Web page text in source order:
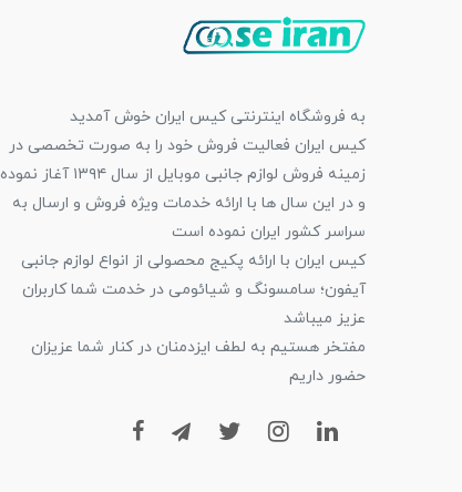
به فروشگاه اینترنتی کیس ایران خوش آمدید
کیس ایران فعالیت فروش خود را به صورت تخصصی در
زمینه فروش لوازم جانبی موبایل از سال ۱۳۹۴ آغاز نموده
و در این سال ها با ارائه خدمات ویژه فروش و ارسال به
سراسر کشور ایران نموده است
کیس ایران با ارائه پکیج محصولی از انواع لوازم جانبی
آیفون؛ سامسونگ و شیائومی در خدمت شما کاربران
عزیز میباشد
مفتخر هستیم به لطف ایزدمنان در کنار شما عزیزان
حضور داریم